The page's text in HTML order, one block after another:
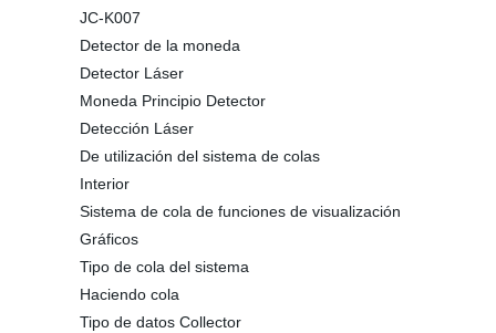
JC-K007
Detector de la moneda
Detector Láser
Moneda Principio Detector
Detección Láser
De utilización del sistema de colas
Interior
Sistema de cola de funciones de visualización
Gráficos
Tipo de cola del sistema
Haciendo cola
Tipo de datos Collector